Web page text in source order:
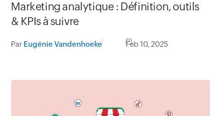
Marketing analytique : Définition, outils
& KPIs à suivre
Par Eugénie Vandenhoeke Feb 10, 2025